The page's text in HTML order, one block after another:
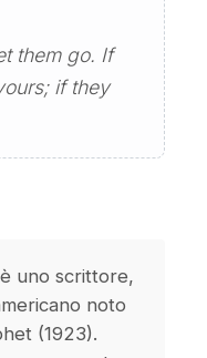
them go. If
if they
è uno scrittore,
noto
(1923).